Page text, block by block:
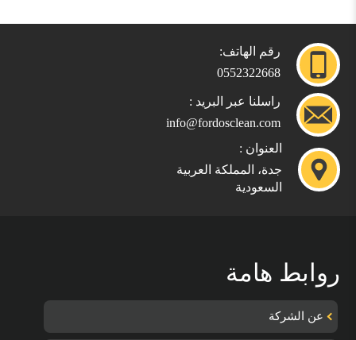
رقم الهاتف:
0552322668
راسلنا عبر البريد :
info@fordosclean.com
العنوان :
جدة، المملكة العربية
السعودية
روابط هامة
عن الشركة